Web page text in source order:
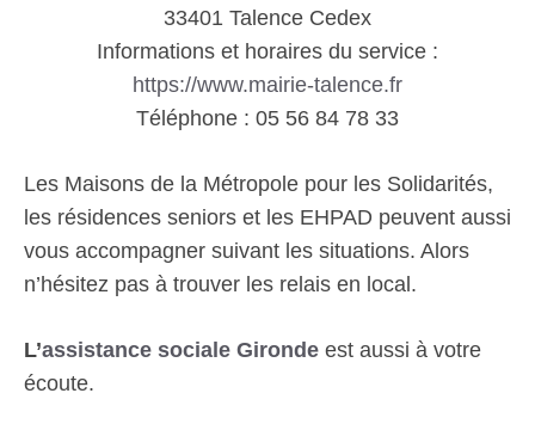
33401 Talence Cedex
Informations et horaires du service :
https://www.mairie-talence.fr
Téléphone : 05 56 84 78 33
Les Maisons de la Métropole pour les Solidarités,
les résidences seniors et les EHPAD peuvent aussi
vous accompagner suivant les situations. Alors
n’hésitez pas à trouver les relais en local.
L’assistance sociale Gironde est aussi à votre
écoute.